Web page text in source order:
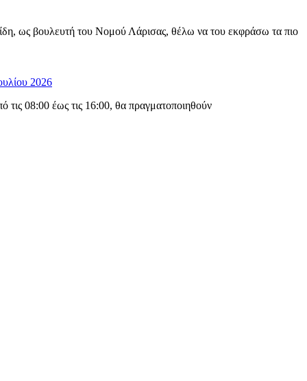
ως βουλευτή του Νομού Λάρισας, θέλω να του εκφράσω τα πιο
2026
08:00 έως τις 16:00, θα πραγματοποιηθούν